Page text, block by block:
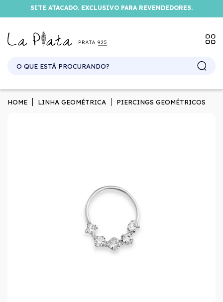
SITE ATACADO. EXCLUSIVO PARA REVENDEDORES.
HOME LINHA GEOMÉTRICA PIERCINGS GEOMÉTRICOS